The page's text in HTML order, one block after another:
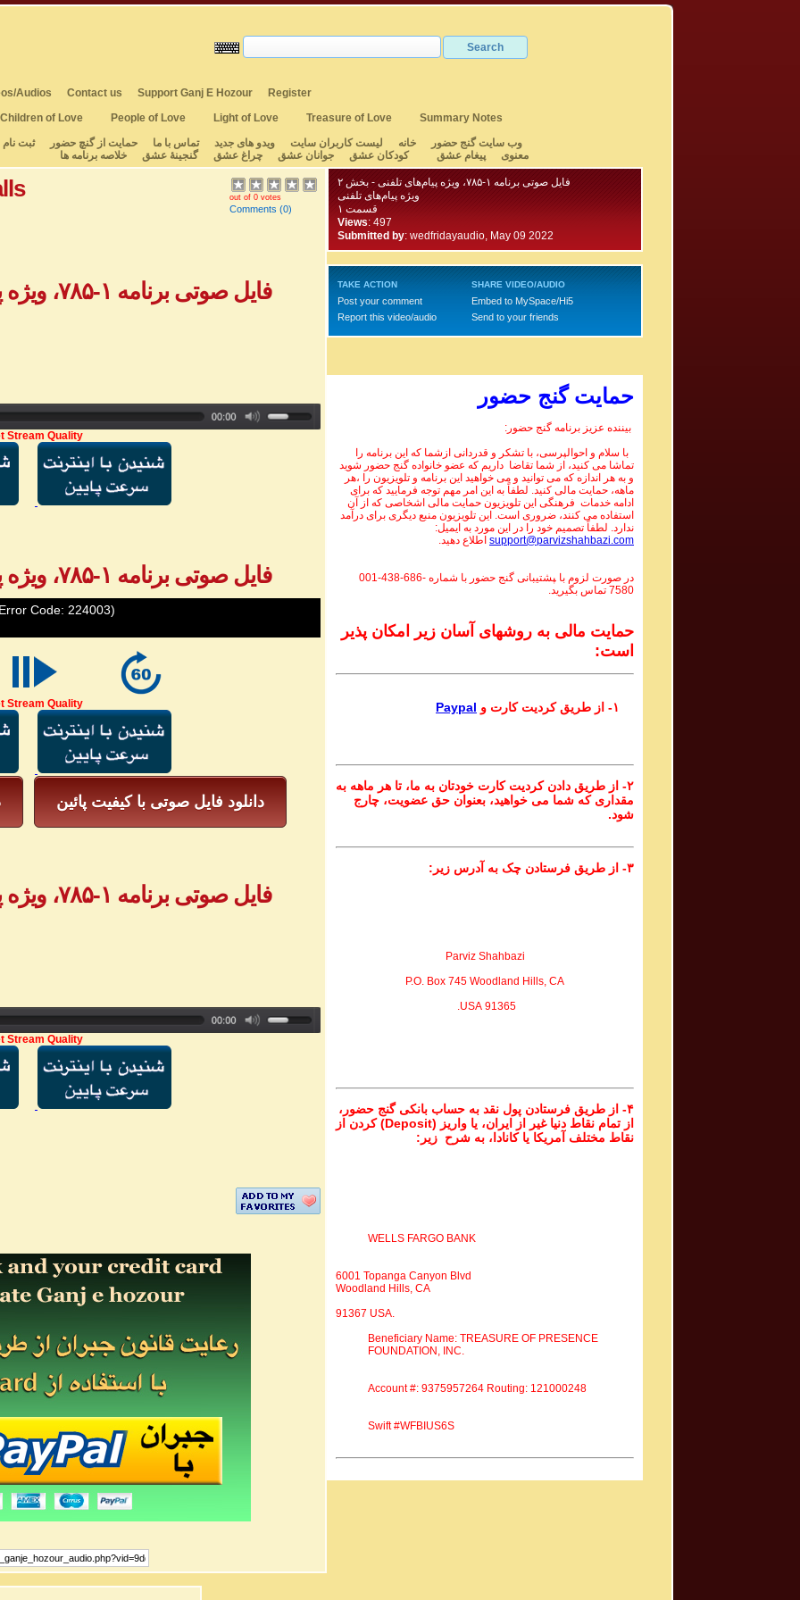
Audios Contact us Support Ganj E Hozour
Register
Children of Love People of Love Light of Love Treasure of Love
Summary Notes
وب سایت گنج حضور
خانه لیست کاربران سایت ویدو های جدید تماس با ما حمایت از گنچ حضور ثبت نام
معنوی
پیغام عشق کودکان عشق جوانان عشق چراغ عشق گنجینهٔ عشق خلاصه برنامه ها
out of 0 votes
Comments (0)
فایل صوتی برنامه ۱-۷۸۵، ویژه پیام‌های تلفنی - بخش ۱
Stream Quality
فایل صوتی برنامه ۱-۷۸۵، ویژه پیام‌های تلفنی - بخش ۲
Code: 224003)
Stream Quality
دانلود فایل صوتی با کیفیت پائین
فایل صوتی برنامه ۱-۷۸۵، ویژه پیام‌های تلفنی - بخش ۳
Stream Quality
فایل صوتی برنامه ۱-۷۸۵، ویژه پیام‌های تلفنی - بخش ۲
ویژه پیام‌های تلفنی
قسمت ۱
Views: 497
Submitted by: wedfridayaudio, May 09 2022
TAKE ACTION
Post your comment
Report this video/audio
SHARE VIDEO/AUDIO
Embed to MySpace/Hi5
Send to your friends
حمایت گنج حضور
بیننده عزیز برنامه گنج حضور:
با سلام و احوالپرسی، با تشکر و قدردانی ازشما که این برنامه را
تماشا می کنید، از شما تقاضا داریم که عضو خانواده گنج حضور شوید
و به هر اندازه که می توانید و می خواهید این برنامه و تلویزیون را ،هر
ماهه، حمایت مالی کنید. لطفاً به این امر مهم توجه فرمایید که برای
ادامه خدمات فرهنگی این تلویزیون حمایت مالی اشخاصی که از آن
استفاده می کنند، ضروری است. این تلویزیون منبع دیگری برای درآمد
ندارد. لطفاً تصمیم خود را در این مورد به ایمیل:
support@parvizshahbazi.com اطلاع دهید.
در صورت لزوم با ‍پشتیبانی گنج حضور با شماره 001-438-686-
7580 تماس بگیرید.
حمایت مالی به روشهای آسان زیر امکان پذیر
است:
Paypal
۲- از طریق دادن کردیت کارت خودتان به ما، تا هر ماهه به
مقداری که شما می خواهید، بعنوان حق عضویت، چارج
شود.
۳- از طریق فرستادن چک به آدرس زیر:
Parviz Shahbazi
P.O. Box 745 Woodland Hills, CA
91365 USA.
۴- از طریق فرستادن پول نقد به حساب بانکی گنج حضور،
از تمام نقاط دنیا غیر از ایران، یا واریز (Deposit) کردن از
نقاط مختلف آمریکا یا کانادا، به شرح زیر:
WELLS FARGO BANK
6001 Topanga Canyon Blvd
Woodland Hills, CA
91367 USA.
Beneficiary Name: TREASURE OF PRESENCE
FOUNDATION, INC.
Account #: 9375957264 Routing: 121000248
Swift #WFBIUS6S